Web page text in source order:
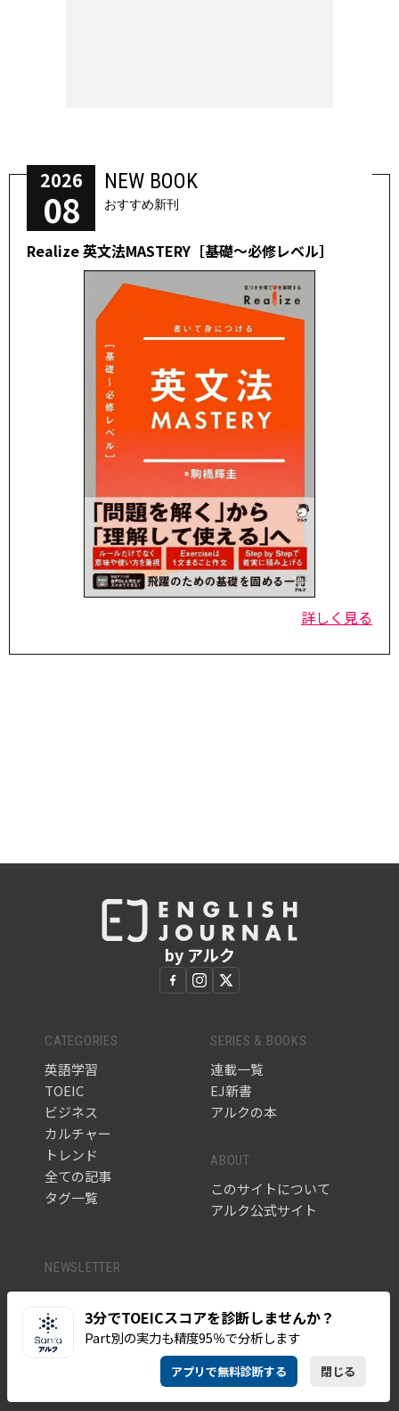
2026
08
NEW BOOK
おすすめ新刊
Realize 英文法MASTERY［基礎～必修レベル］
詳しく見る
3分でTOEICスコアを診断しませんか？
Part別の実力も精度95％で分析します
アプリで無料診断する 閉じる
by アルク
CATEGORIES
英語学習
TOEIC
ビジネス
カルチャー
トレンド
全ての記事
タグ一覧
SERIES & BOOKS
連載一覧
EJ新書
アルクの本
ABOUT
このサイトについて
アルク公式サイト
NEWSLETTER
英語学習に役立つ最新記事や情報をお届けします。
メルマガに登録す
る